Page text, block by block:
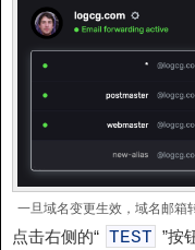
一旦域名变更生效，域名邮箱
点击右侧的“ TEST ”按